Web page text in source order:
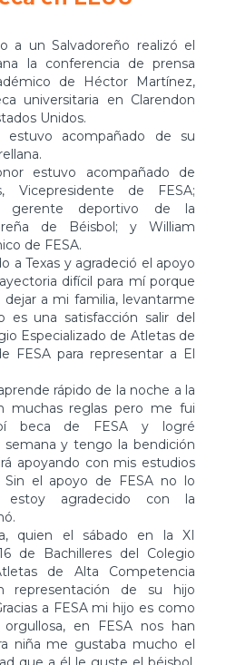
a un Salvadoreño realizó el
la conferencia de prensa
de Héctor Martínez,
universitaria en Clarendon
Unidos.
estuvo acompañado de su
estuvo acompañado de
Vicepresidente de FESA;
gerente deportivo de la
de Béisbol; y William
de FESA.
a Texas y agradeció el apoyo
difícil para mí porque
dejar a mi familia, levantarme
es una satisfacción salir del
Especializado de Atletas de
FESA para representar a El
rápido de la noche a la
muchas reglas pero me fui
beca de FESA y logré
y tengo la bendición
apoyando con mis estudios
Sin el apoyo de FESA no lo
agradecido con la
quien el sábado en la XI
de Bachilleres del Colegio
de Alta Competencia
representación de su hijo
a FESA mi hijo es como
en FESA nos han
niña me gustaba mucho el